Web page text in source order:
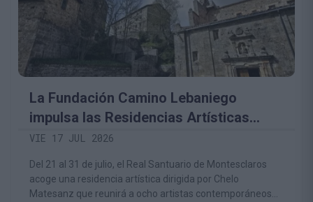
La Fundación Camino Lebaniego
impulsa las Residencias Artísticas
Montesclaros para convertir el
patrimonio religioso y natural en motor
de creación contemporánea
VIE 17 JUL 2026
Del 21 al 31 de julio, el Real Santuario de Montesclaros
acoge una residencia artística dirigida por Chelo
Matesanz que reunirá a ocho artistas contemporáneos